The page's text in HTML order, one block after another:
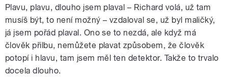
Plavu, plavu, dlouho jsem plaval – Richard volá, už tam
musíš být, to není možný – vzdaloval se, už byl maličký,
já jsem pořád plaval. Ono se to nezdá, ale když má
člověk přilbu, nemůžete plavat způsobem, že člověk
potopí i hlavu, tam jsem měl ten detektor. Takže to trvalo
docela dlouho.